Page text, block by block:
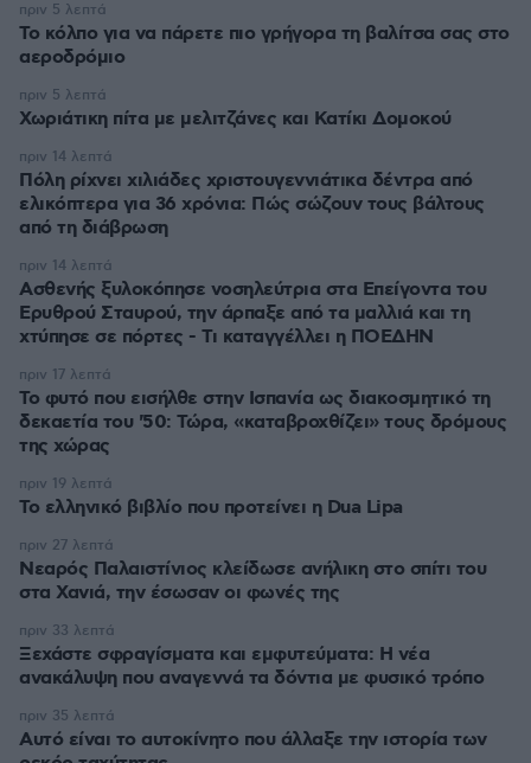
Το κόλπο για να πάρετε πιο γρήγορα τη βαλίτσα σας στο
αεροδρόμιο
πριν 5 λεπτά
Χωριάτικη πίτα με μελιτζάνες και Κατίκι Δομοκού
πριν 5 λεπτά
Πόλη ρίχνει χιλιάδες χριστουγεννιάτικα δέντρα από
ελικόπτερα για 36 χρόνια: Πώς σώζουν τους βάλτους
από τη διάβρωση
πριν 14 λεπτά
Ασθενής ξυλοκόπησε νοσηλεύτρια στα Επείγοντα του
Ερυθρού Σταυρού, την άρπαξε από τα μαλλιά και τη
χτύπησε σε πόρτες - Τι καταγγέλλει η ΠΟΕΔΗΝ
πριν 14 λεπτά
Το φυτό που εισήλθε στην Ισπανία ως διακοσμητικό τη
δεκαετία του '50: Τώρα, «καταβροχθίζει» τους δρόμους
της χώρας
πριν 17 λεπτά
Το ελληνικό βιβλίο που προτείνει η Dua Lipa
πριν 19 λεπτά
Νεαρός Παλαιστίνιος κλείδωσε ανήλικη στο σπίτι του
στα Χανιά, την έσωσαν οι φωνές της
πριν 27 λεπτά
Ξεχάστε σφραγίσματα και εμφυτεύματα: Η νέα
ανακάλυψη που αναγεννά τα δόντια με φυσικό τρόπο
πριν 33 λεπτά
Αυτό είναι το αυτοκίνητο που άλλαξε την ιστορία των
πριν 35 λεπτά